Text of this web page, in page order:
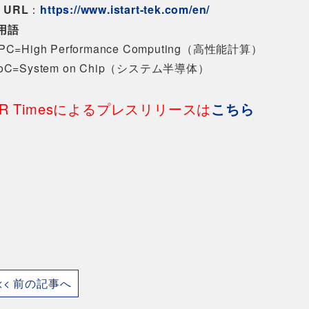
URL ： https://www.istart-tek.com/en/
語
Performance Computing（高性能計算）
on Chip（システム半導体）
Timesによるプレスリリースはこちら
前の記事へ